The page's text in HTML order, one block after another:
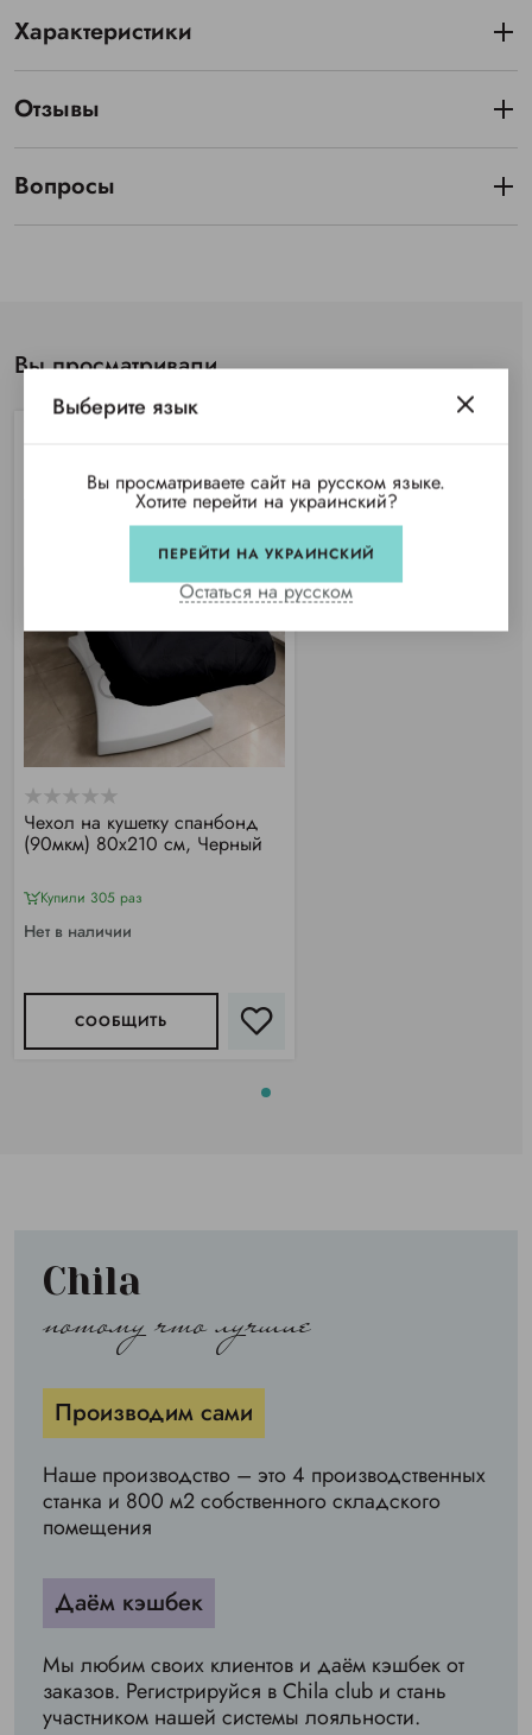
Характеристики
Отзывы
Вопросы
Вы просматривали
Чехол на кушетку спанбонд
(90мкм) 80х210 см, Черный
Купили 305 раз
Нет в наличии
СООБЩИТЬ
Chila
потому что лучшие
Производим сами
Наше производство – это 4 производственных
станка и 800 м2 собственного складского
помещения
Даём кэшбек
Мы любим своих клиентов и даём кэшбек от
заказов. Регистрируйся в Chila club и стань
участником нашей системы лояльности.
Выберите язык
Вы просматриваете сайт на русском языке.
Хотите перейти на украинский?
ПЕРЕЙТИ НА УКРАИНСКИЙ
Остаться на русском